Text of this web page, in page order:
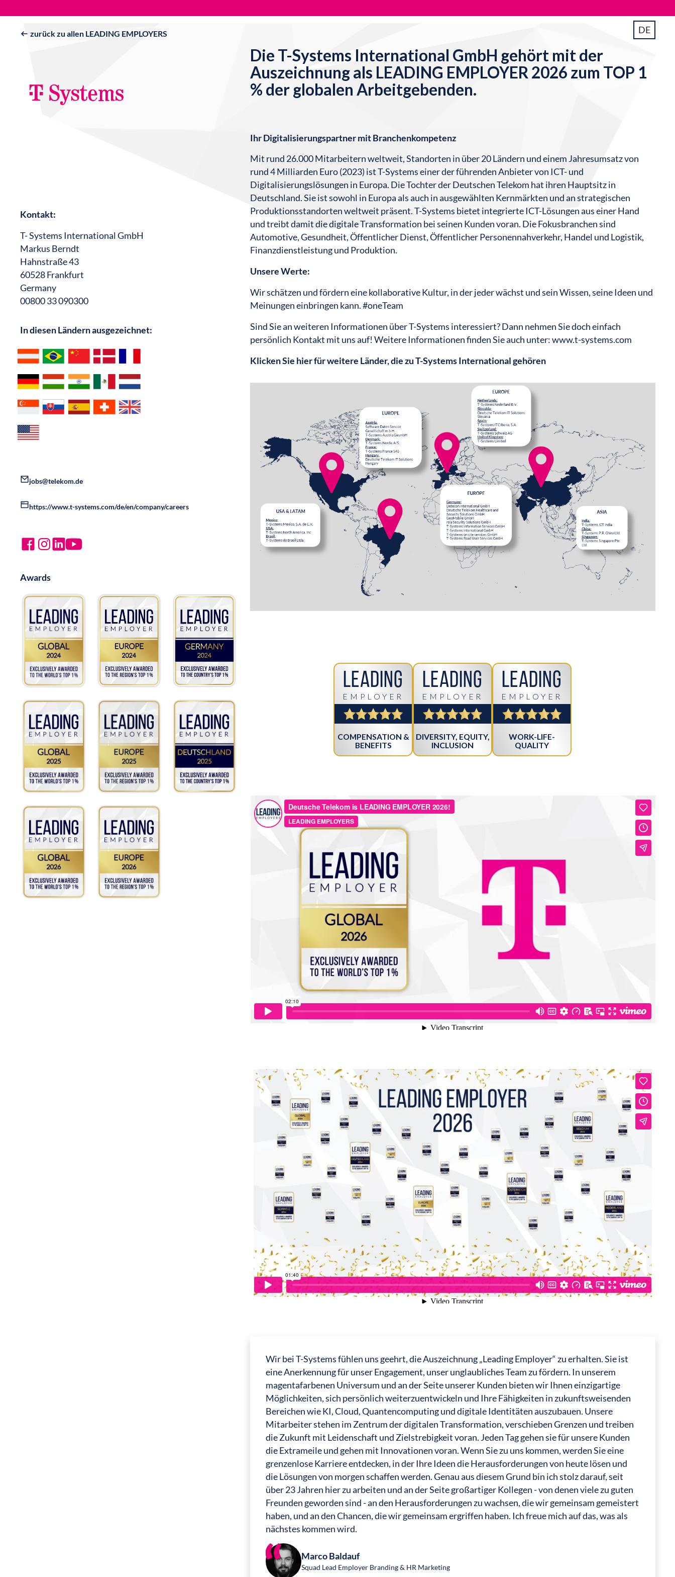
 zurück zu allen LEADING EMPLOYERS DE
Kontakt:
T- Systems International GmbH
Markus Berndt
Hahnstraße 43
60528 Frankfurt
Germany
00800 33 090300
In diesen Ländern ausgezeichnet:
jobs@telekom.de
https://www.t-systems.com/de/en/company/careers
Awards
Die T-Systems International GmbH gehört mit der
Auszeichnung als LEADING EMPLOYER 2026 zum TOP 1
% der globalen Arbeitgebenden.
Ihr Digitalisierungspartner mit Branchenkompetenz
Mit rund 26.000 Mitarbeitern weltweit, Standorten in über 20 Ländern und einem Jahresumsatz von
rund 4 Milliarden Euro (2023) ist T-Systems einer der führenden Anbieter von ICT- und
Digitalisierungslösungen in Europa. Die Tochter der Deutschen Telekom hat ihren Hauptsitz in
Deutschland. Sie ist sowohl in Europa als auch in ausgewählten Kernmärkten und an strategischen
Produktionsstandorten weltweit präsent. T-Systems bietet integrierte ICT-Lösungen aus einer Hand
und treibt damit die digitale Transformation bei seinen Kunden voran. Die Fokusbranchen sind
Automotive, Gesundheit, Öffentlicher Dienst, Öffentlicher Personennahverkehr, Handel und Logistik,
Finanzdienstleistung und Produktion.
Unsere Werte:
Wir schätzen und fördern eine kollaborative Kultur, in der jeder wächst und sein Wissen, seine Ideen und
Meinungen einbringen kann. #oneTeam
Sind Sie an weiteren Informationen über T-Systems interessiert? Dann nehmen Sie doch einfach
persönlich Kontakt mit uns auf! Weitere Informationen finden Sie auch unter:www.t-systems.com
Klicken Sie hier für weitere Länder, die zu T-Systems International gehören
Leading
EMPLOYER
COMPENSATION &
BENEFITS
Leading
EMPLOYER
DIVERSITY, EQUITY,
INCLUSION
Leading
EMPLOYER
WORK-LIFE-
QUALITY
Wir bei T-Systems fühlen uns geehrt, die Auszeichnung „Leading Employer“ zu erhalten. Sie ist
eine Anerkennung für unser Engagement, unser unglaubliches Team zu fördern. In unserem
magentafarbenen Universum und an der Seite unserer Kunden bieten wir Ihnen einzigartige
Möglichkeiten, sich persönlich weiterzuentwickeln und Ihre Fähigkeiten in zukunftsweisenden
Bereichen wie KI, Cloud, Quantencomputing und digitale Identitäten auszubauen. Unsere
Mitarbeiter stehen im Zentrum der digitalen Transformation, verschieben Grenzen und treiben
die Zukunft mit Leidenschaft und Zielstrebigkeit voran. Jeden Tag gehen sie für unsere Kunden
die Extrameile und gehen mit Innovationen voran. Wenn Sie zu uns kommen, werden Sie eine
grenzenlose Karriere entdecken, in der Ihre Ideen die Herausforderungen von heute lösen und
die Lösungen von morgen schaffen werden. Genau aus diesem Grund bin ich stolz darauf, seit
über 23 Jahren hier zu arbeiten und an der Seite großartiger Kollegen - von denen viele zu guten
Freunden geworden sind - an den Herausforderungen zu wachsen, die wir gemeinsam gemeistert
haben, und an den Chancen, die wir gemeinsam ergriffen haben. Ich freue mich auf das, was als
nächstes kommen wird.
Marco Baldauf
Squad Lead Employer Branding & HR Marketing